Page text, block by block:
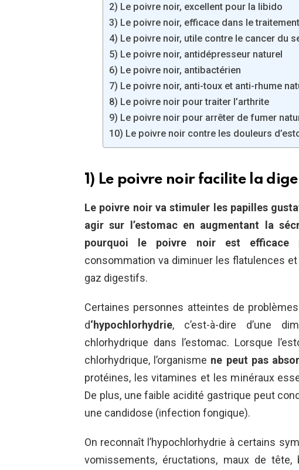
2) Le poivre noir, excellent pour la libido
3) Le poivre noir, efficace dans le
4) Le poivre noir, utile contre le cancer du
5) Le poivre noir, antidépresseur naturel
6) Le poivre noir, antibactérien
7) Le poivre noir, anti-toux et anti-rhume
8) Le poivre noir pour traiter l’arthrite
9) Le poivre noir pour arrêter de fumer
10) Le poivre noir contre les douleurs
1) Le poivre noir facilite la
Le poivre noir va stimuler les papilles
agir sur l’estomac en augmentant la
pourquoi le poivre noir est efficace
consommation va diminuer les flatulences
gaz digestifs.
Certaines personnes atteintes de
d‘hypochlorhydrie, c’est-à-dire d’une
chlorhydrique dans l’estomac. Lorsque
chlorhydrique, l’organisme ne peut pas
protéines, les vitamines et les minéraux
De plus, une faible acidité gastrique peut
une candidose (infection fongique).
On reconnaît l’hypochlorhydrie à certains
vomissements, éructations, maux de tête,